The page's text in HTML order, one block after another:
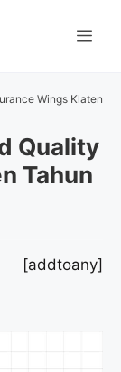
Wings Klaten
Quality
Tahun
[addtoany]